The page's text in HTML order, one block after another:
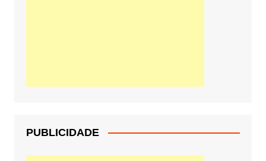
PUBLICIDADE